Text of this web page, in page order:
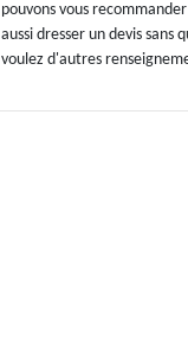
pouvons vous
aussi dresser un devis sans
voulez d'autres